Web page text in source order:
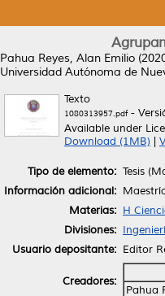
Pahua Reyes, Alan Emilio
Universidad Autónoma de
Texto
1080313957.pdf-
Available under
Download (1MB)
Tipo de elemento: Tesis
Información adicional:
Materias: H
Divisiones:
Usuario depositante: Editor
Creadores:
Pahua